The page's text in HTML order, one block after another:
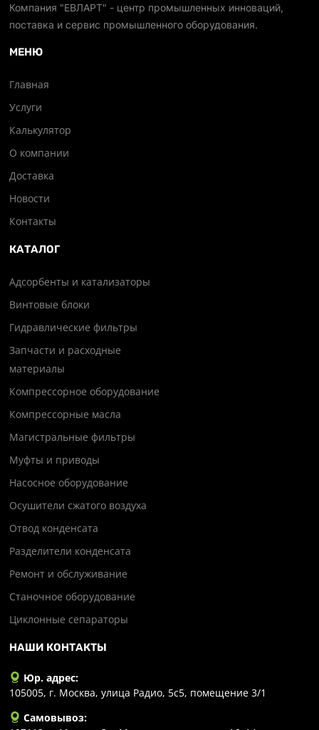
Компания "ЕВЛАРТ" - центр промышленных инноваций,
поставка и сервис промышленного оборудования.
МЕНЮ
Главная
Услуги
Калькулятор
О компании
Доставка
Новости
Контакты
КАТАЛОГ
Адсорбенты и катализаторы
Винтовые блоки
Гидравлические фильтры
Запчасти и расходные
материалы
Компрессорное оборудование
Компрессорные масла
Магистральные фильтры
Муфты и приводы
Насосное оборудование
Осушители сжатого воздуха
Отвод конденсата
Разделители конденсата
Ремонт и обслуживание
Станочное оборудование
Циклонные сепараторы
НАШИ КОНТАКТЫ
Юр. адрес:
105005, г. Москва, улица Радио, 5с5, помещение 3/1
Самовывоз: